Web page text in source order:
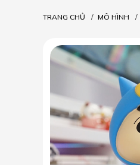
TRANG CHỦ MÔ HÌNH